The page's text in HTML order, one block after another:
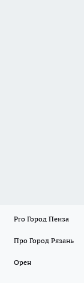
Pro Город Пенза
Про Город Рязань
Орен